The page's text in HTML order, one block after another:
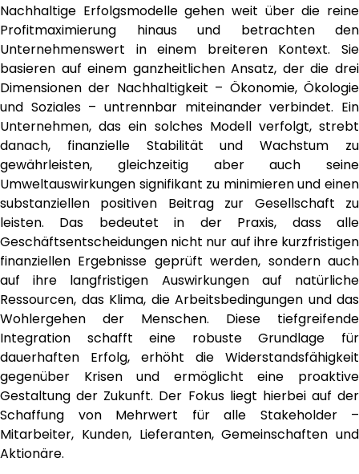
Nachhaltige Erfolgsmodelle gehen weit über die reine
Profitmaximierung hinaus und betrachten den
Unternehmenswert in einem breiteren Kontext. Sie
basieren auf einem ganzheitlichen Ansatz, der die drei
Dimensionen der Nachhaltigkeit – Ökonomie, Ökologie
und Soziales – untrennbar miteinander verbindet. Ein
Unternehmen, das ein solches Modell verfolgt, strebt
danach, finanzielle Stabilität und Wachstum zu
gewährleisten, gleichzeitig aber auch seine
Umweltauswirkungen signifikant zu minimieren und einen
substanziellen positiven Beitrag zur Gesellschaft zu
leisten. Das bedeutet in der Praxis, dass alle
Geschäftsentscheidungen nicht nur auf ihre kurzfristigen
finanziellen Ergebnisse geprüft werden, sondern auch
auf ihre langfristigen Auswirkungen auf natürliche
Ressourcen, das Klima, die Arbeitsbedingungen und das
Wohlergehen der Menschen. Diese tiefgreifende
Integration schafft eine robuste Grundlage für
dauerhaften Erfolg, erhöht die Widerstandsfähigkeit
gegenüber Krisen und ermöglicht eine proaktive
Gestaltung der Zukunft. Der Fokus liegt hierbei auf der
Schaffung von Mehrwert für alle Stakeholder –
Mitarbeiter, Kunden, Lieferanten, Gemeinschaften und
Aktionäre.